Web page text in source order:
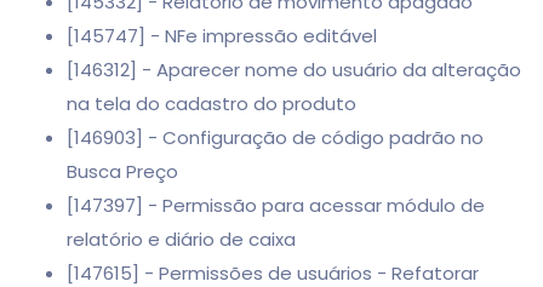
[145747] - NFe impressão editável
[146312] - Aparecer nome do usuário da alteração
na tela do cadastro do produto
[146903] - Configuração de código padrão no
Busca Preço
[147397] - Permissão para acessar módulo de
relatório e diário de caixa
[147615] - Permissões de usuários - Refatorar